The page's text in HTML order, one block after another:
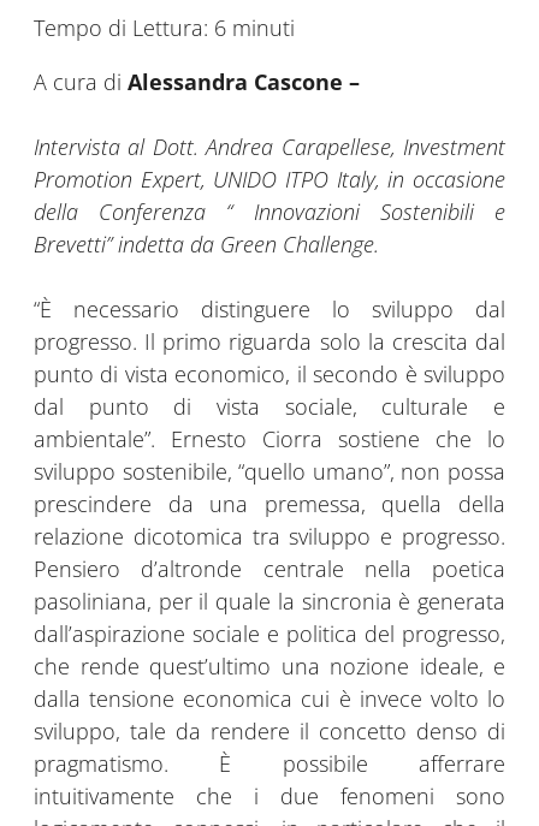
Tempo di Lettura: 6 minuti
A cura di Alessandra Cascone –
Intervista al Dott. Andrea Carapellese, Investment
Promotion Expert, UNIDO ITPO Italy, in occasione
della Conferenza “ Innovazioni Sostenibili e
Brevetti” indetta da Green Challenge.
“È necessario distinguere lo sviluppo dal
progresso. Il primo riguarda solo la crescita dal
punto di vista economico, il secondo è sviluppo
dal punto di vista sociale, culturale e
ambientale”. Ernesto Ciorra sostiene che lo
sviluppo sostenibile, “quello umano”, non possa
prescindere da una premessa, quella della
relazione dicotomica tra sviluppo e progresso.
Pensiero d’altronde centrale nella poetica
pasoliniana, per il quale la sincronia è generata
dall’aspirazione sociale e politica del progresso,
che rende quest’ultimo una nozione ideale, e
dalla tensione economica cui è invece volto lo
sviluppo, tale da rendere il concetto denso di
pragmatismo. È possibile afferrare
intuitivamente che i due fenomeni sono